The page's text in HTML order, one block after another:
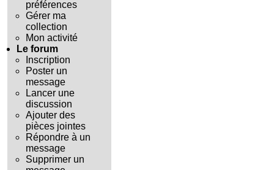
préférences
Gérer ma
collection
Mon activité
Le forum
Inscription
Poster un
message
Lancer une
discussion
Ajouter des
pièces jointes
Répondre à un
message
Supprimer un